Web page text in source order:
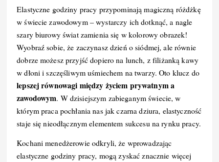
Elastyczne godziny pracy przypominają magiczną różdżkę
w świecie zawodowym – wystarczy ich dotknąć, a nagle
szary biurowy świat zamienia się w kolorowy obrazek!
Wyobraź sobie, że zaczynasz dzień o siódmej, ale równie
dobrze możesz przyjść dopiero na lunch, z filiżanką kawy
w dłoni i szczęśliwym uśmiechem na twarzy. Oto klucz do
lepszej równowagi między życiem prywatnym a
zawodowym. W dzisiejszym zabieganym świecie, w
którym praca pochłania nas jak czarna dziura, elastyczność
staje się nieodłącznym elementem sukcesu na rynku pracy.
Kochani menedżerowie odkryli, że wprowadzając
elastyczne godziny pracy, mogą zyskać znacznie więcej